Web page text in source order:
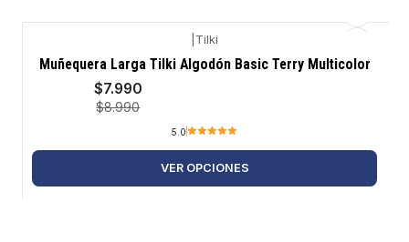
-11%
Tilki
Muñequera Larga Tilki Algodón Basic Terry Multicolor
$7.990
$8.990
5.0
VER OPCIONES